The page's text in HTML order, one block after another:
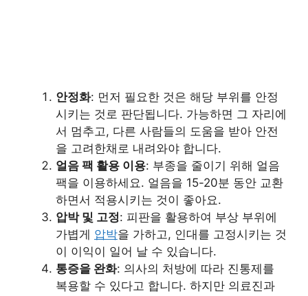
안정화: 먼저 필요한 것은 해당 부위를 안정
시키는 것로 판단됩니다. 가능하면 그 자리에
서 멈추고, 다른 사람들의 도움을 받아 안전
을 고려한채로 내려와야 합니다.
얼음 팩 활용 이용: 부종을 줄이기 위해 얼음
팩을 이용하세요. 얼음을 15-20분 동안 교환
하면서 적용시키는 것이 좋아요.
압박 및 고정: 피판을 활용하여 부상 부위에
가볍게 압박을 가하고, 인대를 고정시키는 것
이 이익이 일어 날 수 있습니다.
통증을 완화: 의사의 처방에 따라 진통제를
복용할 수 있다고 합니다. 하지만 의료진과